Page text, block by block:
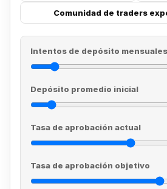
Comunidad de traders
Intentos de depósito mensuales
Depósito promedio inicial
Tasa de aprobación actual
Tasa de aprobación objetivo